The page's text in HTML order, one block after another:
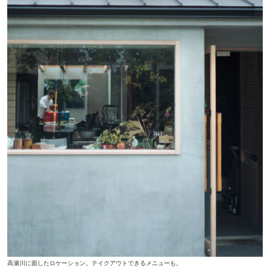
高瀬川に面したロケーション。テイクアウトできるメニューも。